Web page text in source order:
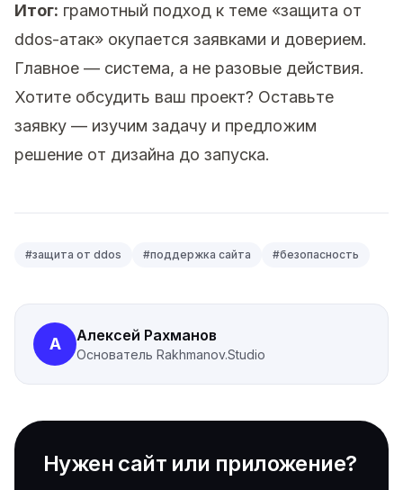
Итог: грамотный подход к теме «защита от
ddos-атак» окупается заявками и доверием.
Главное — система, а не разовые действия.
Хотите обсудить ваш проект? Оставьте
заявку — изучим задачу и предложим
решение от дизайна до запуска.
#защита от ddos #поддержка сайта #безопасность
А Алексей Рахманов
Основатель Rakhmanov.Studio
Нужен сайт или приложение?